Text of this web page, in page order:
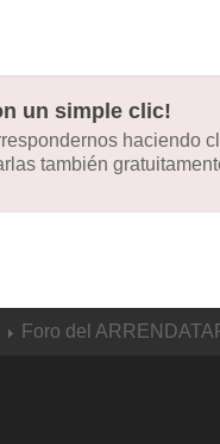
un simple clic!
haciendo
también
Foro del